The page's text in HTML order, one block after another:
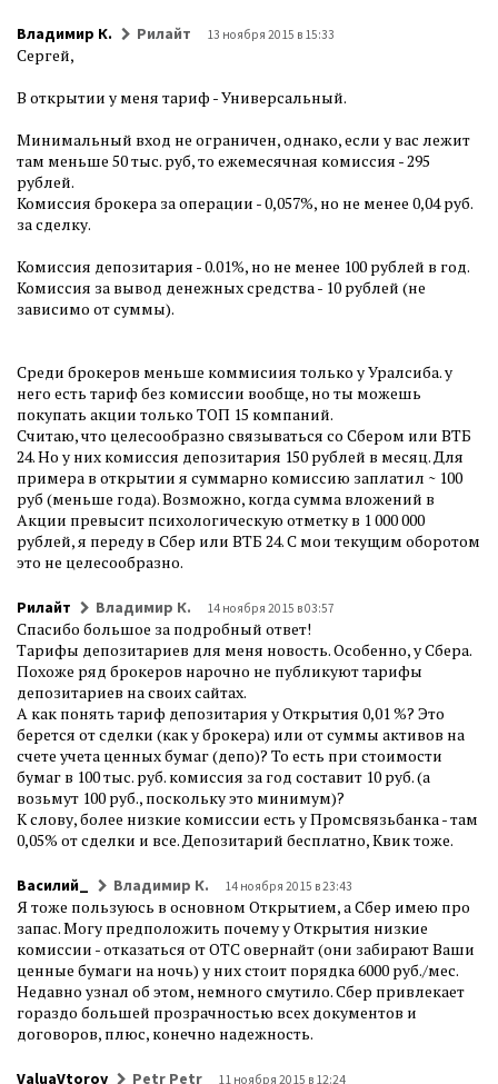
Владимир К. Рилайт 13 ноября 2015 в 15:33
Сергей,
В открытии у меня тариф - Универсальный.
Минимальный вход не ограничен, однако, если у вас лежит
там меньше 50 тыс. руб, то ежемесячная комиссия - 295
рублей.
Комиссия брокера за операции - 0,057%, но не менее 0,04 руб.
за сделку.
Комиссия депозитария - 0.01%, но не менее 100 рублей в год.
Комиссия за вывод денежных средства - 10 рублей (не
зависимо от суммы).
Среди брокеров меньше коммисиия только у Уралсиба. у
него есть тариф без комиссии вообще, но ты можешь
покупать акции только ТОП 15 компаний.
Считаю, что целесообразно связываться со Сбером или ВТБ
24. Но у них комиссия депозитария 150 рублей в месяц. Для
примера в открытии я суммарно комиссию заплатил ~ 100
руб (меньше года). Возможно, когда сумма вложений в
Акции превысит психологическую отметку в 1 000 000
рублей, я переду в Сбер или ВТБ 24. С мои текущим оборотом
это не целесообразно.
Рилайт Владимир К. 14 ноября 2015 в 03:57
Спасибо большое за подробный ответ!
Тарифы депозитариев для меня новость. Особенно, у Сбера.
Похоже ряд брокеров нарочно не публикуют тарифы
депозитариев на своих сайтах.
А как понять тариф депозитария у Открытия 0,01 %? Это
берется от сделки (как у брокера) или от суммы активов на
счете учета ценных бумаг (депо)? То есть при стоимости
бумаг в 100 тыс. руб. комиссия за год составит 10 руб. (а
возьмут 100 руб., поскольку это минимум)?
К слову, более низкие комиссии есть у Промсвязьбанка - там
0,05% от сделки и все. Депозитарий бесплатно, Квик тоже.
Василий_ Владимир К. 14 ноября 2015 в 23:43
Я тоже пользуюсь в основном Открытием, а Сбер имею про
запас. Могу предположить почему у Открытия низкие
комиссии - отказаться от OTC овернайт (они забирают Ваши
ценные бумаги на ночь) у них стоит порядка 6000 руб./мес.
Недавно узнал об этом, немного смутило. Сбер привлекает
гораздо большей прозрачностью всех документов и
договоров, плюс, конечно надежность.
ValuaVtoroy Petr Petr 11 ноября 2015 в 12:24